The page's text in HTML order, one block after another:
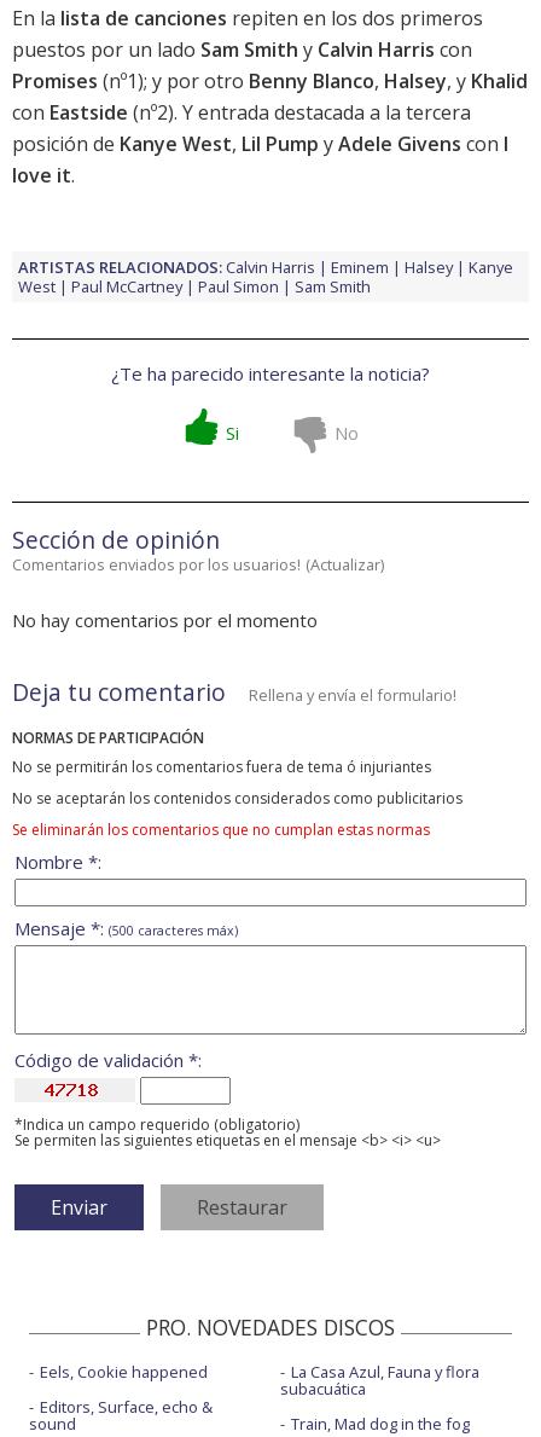
En la lista de canciones repiten en los dos primeros
puestos por un lado Sam Smith y Calvin Harris con
Promises (nº1); y por otro Benny Blanco, Halsey, y Khalid
con Eastside (nº2). Y entrada destacada a la tercera
posición de Kanye West, Lil Pump yAdele Givens con I
love it.
ARTISTAS RELACIONADOS:Calvin Harris Eminem Halsey
Kanye
West
Paul McCartney Paul Simon Sam Smith
¿Te ha parecido interesante la noticia?
Si No
Sección de opinión
Comentarios enviados por los usuarios! (Actualizar)
No hay comentarios por el momento
Deja tu comentario Rellena y envía el formulario!
NORMAS DE PARTICIPACIÓN
No se permitirán los comentarios fuera de tema ó injuriantes
No se aceptarán los contenidos considerados como publicitarios
Se eliminarán los comentarios que no cumplan estas normas
Nombre *:
Mensaje *: (500 caracteres máx)
Código de validación *:
*Indica un campo requerido (obligatorio)
Se permiten las siguientes etiquetas en el mensaje <b> <i> <u>
PRO. NOVEDADES DISCOS
Eels, Cookie happened
Editors, Surface, echo &
sound
La Casa Azul, Fauna y flora
subacuática
Train, Mad dog in the fog